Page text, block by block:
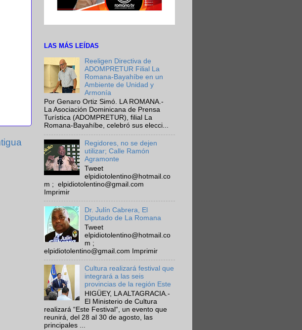
LAS MÁS LEÍDAS
Reeligen Directiva de
ADOMPRETUR Filial La
Romana-Bayahíbe en un
Ambiente de Unidad y
Armonía
Por Genaro Ortiz Simó. LA ROMANA.-
La Asociación Dominicana de Prensa
Turística (ADOMPRETUR), filial La
Romana-Bayahíbe, celebró sus elecci...
Regidores, no se dejen
utilizar; Calle Ramón
Agramonte
Tweet
elpidiotolentino@hotmail.co
m ; elpidiotolentino@gmail.com
Imprimir
Dr. Julín Cabrera, El
Diputado de La Romana
Tweet
elpidiotolentino@hotmail.co
m ;
elpidiotolentino@gmail.com Imprimir
Cultura realizará festival que
integrará a las seis
provincias de la región Este
HIGÜEY, LA ALTAGRACIA.-
El Ministerio de Cultura
realizará “Este Festival“, un evento que
reunirá, del 28 al 30 de agosto, las
principales ...